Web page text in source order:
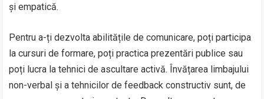
și empatică.
Pentru a-ți dezvolta abilitățile de comunicare, poți participa
la cursuri de formare, poți practica prezentări publice sau
poți lucra la tehnici de ascultare activă. Învățarea limbajului
non-verbal și a tehnicilor de feedback constructiv sunt, de